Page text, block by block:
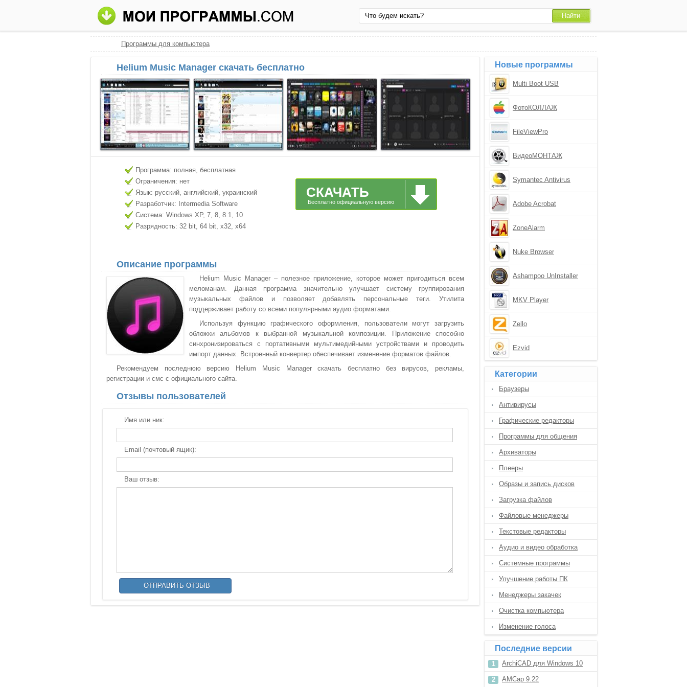
Программы для компьютера
Helium Music Manager скачать бесплатно
Программа: полная, бесплатная
Ограничения: нет
Язык: русский, английский, украинский
Разработчик: Intermedia Software
Система: Windows XP, 7, 8, 8.1, 10
Разрядность: 32 bit, 64 bit, x32, x64
СКАЧАТЬ
Бесплатно официальную версию
Описание программы
Helium Music Manager – полезное приложение, которое может пригодиться всем
меломанам. Данная программа значительно улучшает систему группирования
музыкальных файлов и позволяет добавлять персональные теги. Утилита
поддерживает работу со всеми популярными аудио форматами.
Используя функцию графического оформления, пользователи могут загрузить
обложки альбомов к выбранной музыкальной композиции. Приложение способно
синхронизироваться с портативными мультимедийными устройствами и проводить
импорт данных. Встроенный конвертер обеспечивает изменение форматов файлов.
Рекомендуем последнюю версию Helium Music Manager скачать бесплатно без вирусов, рекламы,
регистрации и смс с официального сайта.
Отзывы пользователей
Имя или ник:
Email (почтовый ящик):
Ваш отзыв:
Новые программы
Multi Boot USB
ФотоКОЛЛАЖ
FileViewPro
ВидеоМОНТАЖ
Symantec Antivirus
Adobe Acrobat
ZoneAlarm
Nuke Browser
Ashampoo UnInstaller
MKV Player
Zello
Ezvid
Категории
Браузеры
Антивирусы
Графические редакторы
Программы для общения
Архиваторы
Плееры
Образы и запись дисков
Загрузка файлов
Файловые менеджеры
Текстовые редакторы
Аудио и видео обработка
Системные программы
Улучшение работы ПК
Менеджеры закачек
Очистка компьютера
Изменение голоса
Последние версии
ArchiCAD для Windows 10
AMCap 9.22